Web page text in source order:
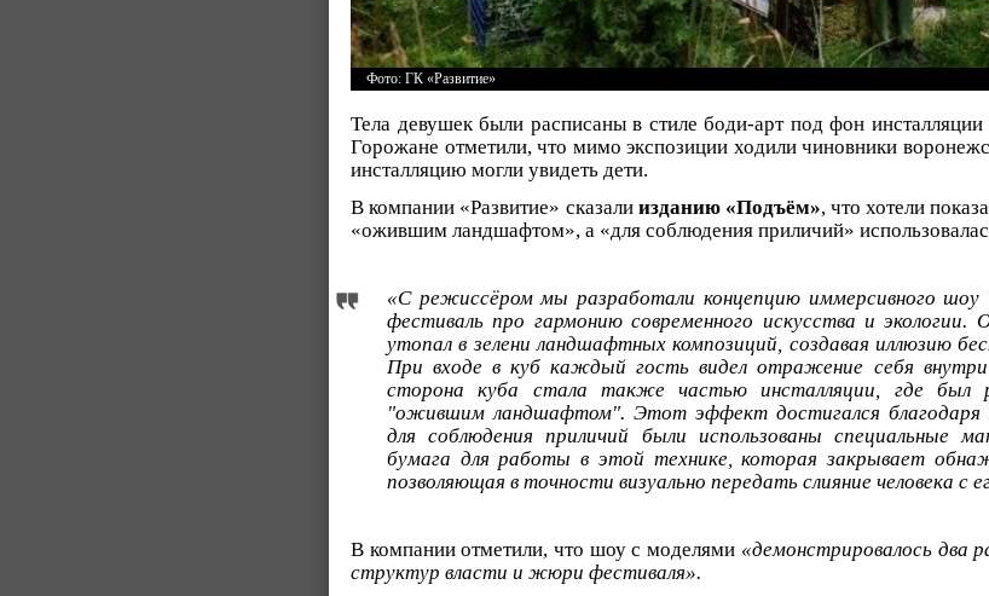
Фото: ГК «Развитие»
Тела девушек были расписаны в стиле боди-арт под фон
Горожане отметили, что мимо экспозиции ходили чиновники
инсталляцию могли увидеть дети.
В компании «Развитие» сказали изданию «Подъём», что хотели
«ожившим ландшафтом», а «для соблюдения приличий»
«С режиссёром мы разработали концепцию иммерсивного
фестиваль про гармонию современного искусства и экологии.
утопал в зелени ландшафтных композиций, создавая иллюзию
При входе в куб каждый гость видел отражение себя
сторона куба стала также частью инсталляции, где был
"ожившим ландшафтом". Этот эффект достигался благодаря
для соблюдения приличий были использованы специальные
бумага для работы в этой технике, которая закрывает
позволяющая в точности визуально передать слияние человека с
В компании отметили, что шоу с моделями «демонстрировалось два
структур власти и жюри фестиваля».